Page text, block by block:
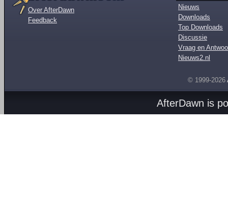
Over AfterDawn
Feedback
Nieuws
Downloads
Top Downloads
Discussie
Vraag en
Nieuws2.nl
© 1999-2026
AfterDawn is